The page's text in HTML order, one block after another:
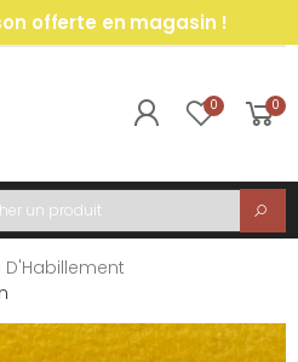
offerte en magasin !
0 0
D'Habillement